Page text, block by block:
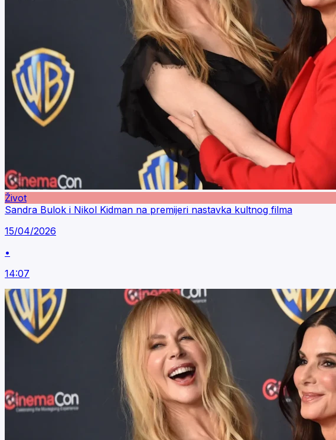
Život
Sandra Bulok i Nikol Kidman na premijeri nastavka kultnog filma
15/04/2026
•
14:07